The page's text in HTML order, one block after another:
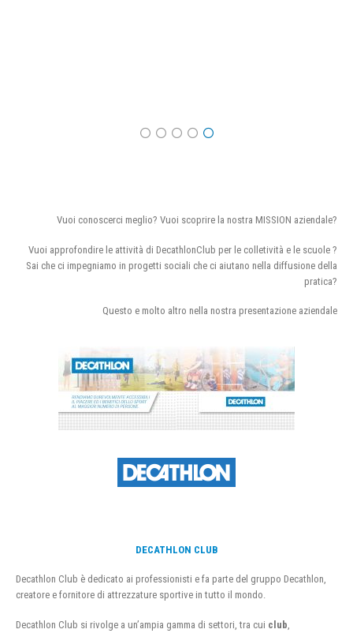
Vuoi conoscerci meglio? Vuoi scoprire la nostra MISSION aziendale?
Vuoi approfondire le attività di DecathlonClub per le colletività e le scuole ?
Sai che ci impegniamo in progetti sociali che ci aiutano nella diffusione della
pratica?
Questo e molto altro nella nostra presentazione aziendale
DECATHLON CLUB
Decathlon Club è dedicato ai professionisti e fa parte del gruppo Decathlon,
creatore e fornitore di attrezzature sportive in tutto il mondo.
Decathlon Club si rivolge a un’ampia gamma di settori, tra cui club